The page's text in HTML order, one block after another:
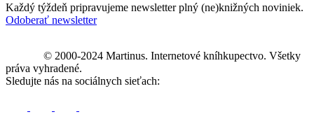
Každý týždeň pripravujeme newsletter plný (ne)knižných noviniek.
Odoberať newsletter
© 2000-2024 Martinus. Internetové kníhkupectvo. Všetky
práva vyhradené.
Sledujte nás na sociálnych sieťach: